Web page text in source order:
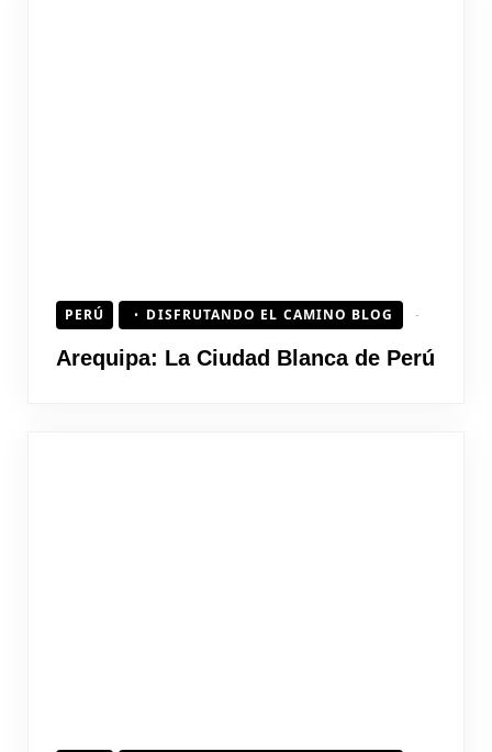
PERÚ DISFRUTANDO EL CAMINO BLOG
Arequipa: La Ciudad Blanca de Perú